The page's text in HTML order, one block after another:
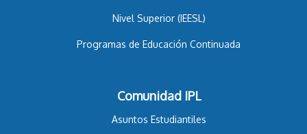
Nivel Superior (IEESL)
Programas de Educación Continuada
Comunidad IPL
Asuntos Estudiantiles